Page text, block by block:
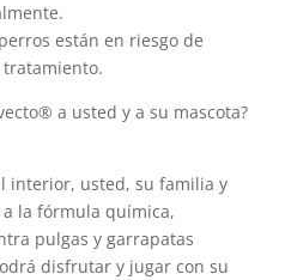
están en riesgo de
a usted y a su mascota?
interior, usted, su familia y
la fórmula química,
pulgas y garrapatas
disfrutar y jugar con su